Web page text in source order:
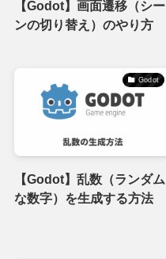
【Godot】画面遷移（シー
ンの切り替え）のやり方
Godot
【Godot】乱数（ランダム
な数字）を生成する方法